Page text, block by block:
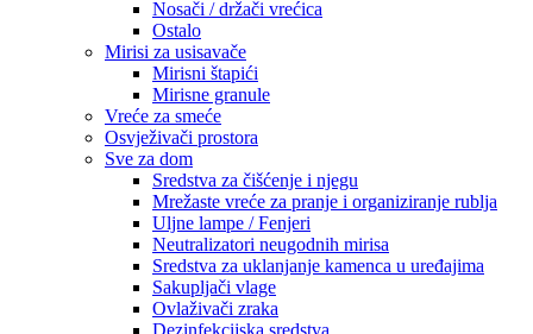
Nosači / držači vrećica
Ostalo
Mirisi za usisavače
Mirisni štapići
Mirisne granule
Vreće za smeće
Osvježivači prostora
Sve za dom
Sredstva za čišćenje i njegu
Mrežaste vreće za pranje i organiziranje rublja
Uljne lampe / Fenjeri
Neutralizatori neugodnih mirisa
Sredstva za uklanjanje kamenca u uređajima
Sakupljači vlage
Ovlaživači zraka
Dezinfekcijska sredstva